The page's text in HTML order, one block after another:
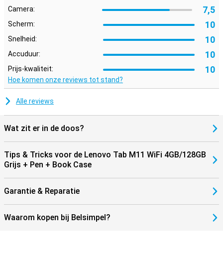
Camera: 7,5
Scherm: 10
Snelheid: 10
Accuduur: 10
Prijs-kwaliteit: 10
Hoe komen onze reviews tot stand?
Alle reviews
Wat zit er in de doos?
Tips & Tricks voor de Lenovo Tab M11 WiFi 4GB/128GB
Grijs + Pen + Book Case
Garantie & Reparatie
Waarom kopen bij Belsimpel?